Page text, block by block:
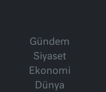
Gündem
Siyaset
Ekonomi
Dünya